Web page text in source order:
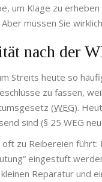
um Klage zu
Aber müssen Sie
nach der
Streits heute so
zu fassen,
(WEG).
sind (§ 25 WEG
zu Reibereien
eingestuft
Reparatur und